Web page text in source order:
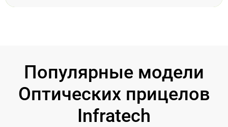
Популярные модели
Оптических прицелов
Infratech